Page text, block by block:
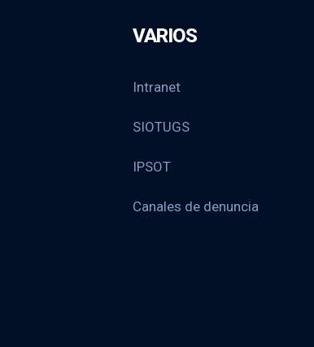
VARIOS
Intranet
SIOTUGS
IPSOT
Canales de denuncia